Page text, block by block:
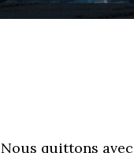
Nous quittons